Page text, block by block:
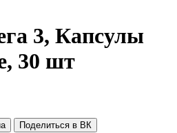
3, Капсулы
30 шт
Поделиться в ВК